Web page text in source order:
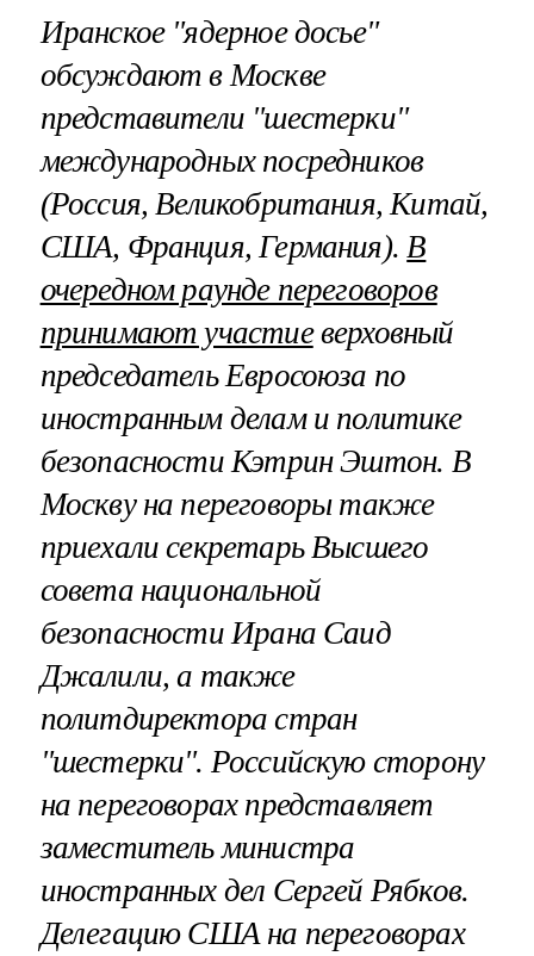
Иранское "ядерное досье"
обсуждают в Москве
представители "шестерки"
международных посредников
(Россия, Великобритания, Китай,
США, Франция, Германия). В
очередном раунде переговоров
принимают участиеверховный
председатель Евросоюза по
иностранным делам и политике
безопасности Кэтрин Эштон. В
Москву на переговоры также
приехали секретарь Высшего
совета национальной
безопасности Ирана Саид
Джалили, а также
политдиректора стран
"шестерки". Российскую сторону
на переговорах представляет
заместитель министра
иностранных дел Сергей Рябков.
Делегацию США на переговорах